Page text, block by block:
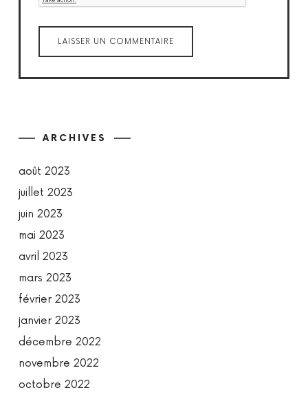
ARCHIVES
août 2023
juillet 2023
juin 2023
mai 2023
avril 2023
mars 2023
février 2023
janvier 2023
décembre 2022
novembre 2022
octobre 2022